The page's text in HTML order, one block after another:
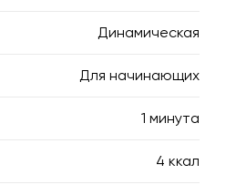
Динамическая
Для начинающих
1 минута
4 ккал